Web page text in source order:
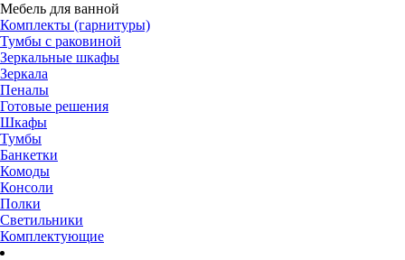
Мебель для ванной
Комплекты (гарнитуры)
Тумбы с раковиной
Зеркальные шкафы
Зеркала
Пеналы
Готовые решения
Шкафы
Тумбы
Банкетки
Комоды
Консоли
Полки
Светильники
Комплектующие